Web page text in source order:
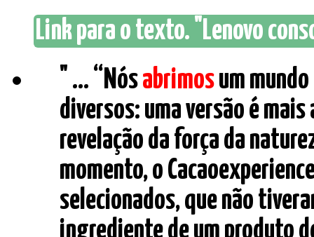
Link para o texto. "Lenovo
" ... “Nósabrimosum
diversos: uma versão é
revelação da força da
momento, o
selecionados, que não